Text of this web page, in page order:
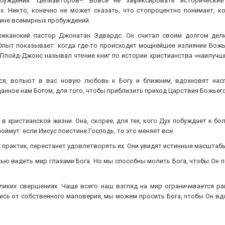
Никто, конечно не может сказать, что стопроцентно понимает,
всемирных пробуждений.
пастор Джонатан Эдвардс. Он считал своим долгом
показывает: когда где-то происходит мощнейшее излияние
Джонс называл чтение книг по истории христианства
вольют в вас новую любовь к Богу и ближним, вдохновят
нам Богом, для того, чтобы приблизить приход Царствия
христианской жизни. Она, скорее, для тех, кого Дух побуждает к
если Иисус поистине Господь, то это меняет все.
перестанет удовлетворять их. Они увидят истинные
видеть мир глазами Бога. Но мы способны молить Бога, чтобы Он
свершениях. Чаще всего наш взгляд на мир ограничивается
от собственного маловерия, мы можем просить Бога, чтобы Он